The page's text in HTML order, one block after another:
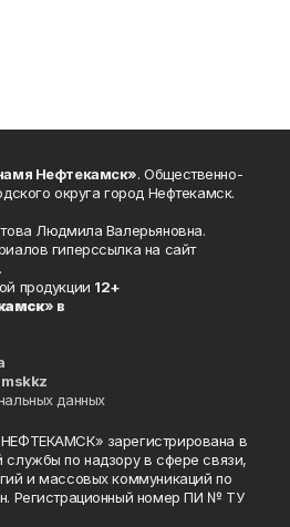
Нефтекамск». Общественно-
округа город Нефтекамск.
Людмила Валерьяновна.
гиперссылка на сайт
продукции 12+
» в
данных
зарегистрирована в
службы по надзору в сфере связи,
и массовых коммуникаций по
Регистрационный номер ПИ № ТУ